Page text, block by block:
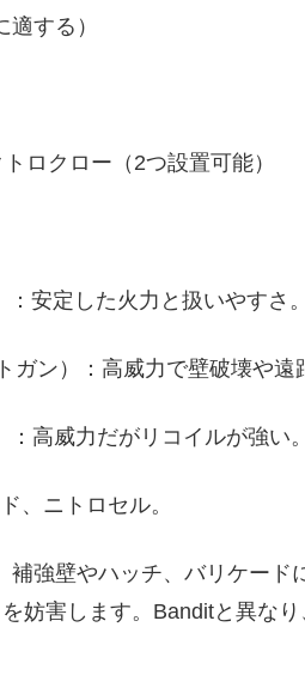
する）
ロクロー（2つ設置可能）
安定した火力と扱いやすさ。
ガン）：高威力で壁破壊や遠
高威力だがリコイルが強い。
、ニトロセル。
強壁やハッチ、バリケード
妨害します。Banditと異な